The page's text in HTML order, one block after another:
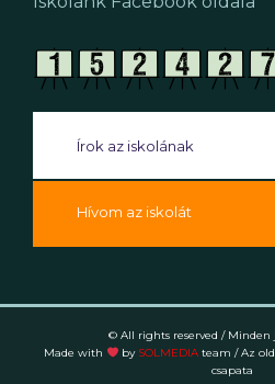
Írok az iskolának
Hívom az iskolát
© All rights reserved / Minden
Made with
by SOLMEDIA team / Az
csapata